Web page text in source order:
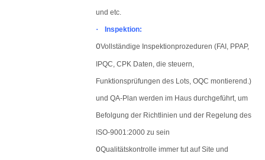
und etc.
· Inspektion:
OVollständige Inspektionprozeduren (FAI, PPAP,
IPQC, CPK Daten, die steuern,
Funktionsprüfungen des Lots, OQC montierend.)
und QA-Plan werden im Haus durchgeführt, um
Befolgung der Richtlinien und der Regelung des
ISO-9001:2000 zu sein
OQualitätskontrolle immer tut auf Site und